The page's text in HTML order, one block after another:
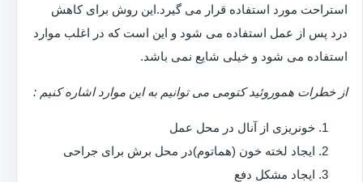
استراحت مورد استفاده قرار می گیرد.این روش برای کاهش
درد پس از عمل استفاده می شود و این است که در اغلب موارد
استفاده می شود و خیلی شایع نمی باشد.
از خطرات هموروئید کتومی می توانیم به این موارد اشاره کنیم :
خونریزی از آنال در محل عمل
ایجاد لخته خون (هماتوم)در محل برش برای جراحی
ایجاد مشکل دفع